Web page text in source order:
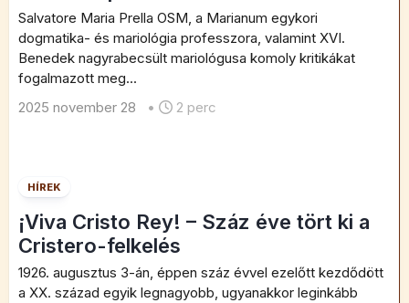
Salvatore Maria Prella OSM, a Marianum egykori
dogmatika- és mariológia professzora, valamint XVI.
Benedek nagyrabecsült mariológusa komoly kritikákat
fogalmazott meg...
2025 november 28
• 2 perc
HÍREK
¡Viva Cristo Rey! – Száz éve tört ki a
Cristero-felkelés
1926. augusztus 3-án, éppen száz évvel ezelőtt kezdődött
a XX. század egyik legnagyobb, ugyanakkor leginkább